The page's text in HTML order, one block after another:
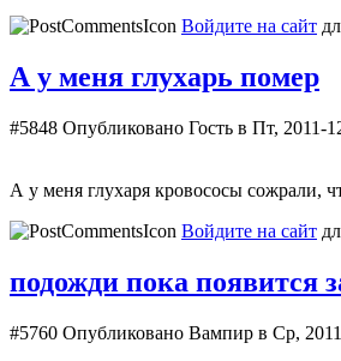
Войдите на сайт
А у меня глухарь помер
#5848 Опубликовано Гость в Пт, 2011-
А у меня глухаря кровососы сожрали,
Войдите на сайт
подожди пока появится
#5760 Опубликовано Вампир в Ср,